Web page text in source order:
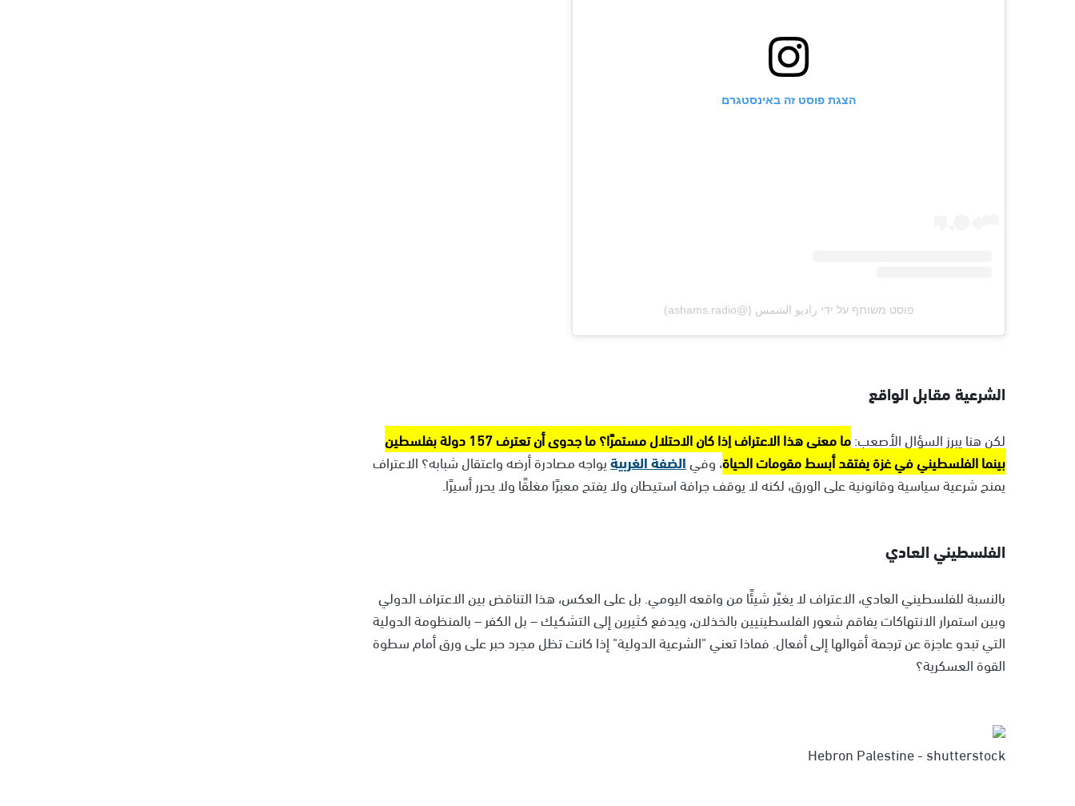
הצגת פוסט זה באינסטגרם
פוסט משותף על ידי ‏‎راديو الشمس‎‏ (@‏‎ashams.radio‎‏)
الشرعية مقابل الواقع
لكن هنا يبرز السؤال الأصعب:
ما معنى هذا الاعتراف إذا كان الاحتلال مستمرًا؟ ما جدوى أن تعترف 157 دولة بفلسطين
بينما الفلسطيني في غزة يفتقد أبسط مقومات الحياة، وفيالضفة الغربيةيواجه مصادرة أرضه واعتقال شبابه؟ الاعتراف
يمنح شرعية سياسية وقانونية على الورق، لكنه لا يوقف جرافة استيطان ولا يفتح معبرًا مغلقًا ولا يحرر أسيرًا.
الفلسطيني العادي
بالنسبة للفلسطيني العادي، الاعتراف لا يغيّر شيئًا من واقعه اليومي. بل على العكس، هذا التناقض بين الاعتراف الدولي
وبين استمرار الانتهاكات يفاقم شعور الفلسطينيين بالخذلان، ويدفع كثيرين إلى التشكيك – بل الكفر – بالمنظومة الدولية
التي تبدو عاجزة عن ترجمة أقوالها إلى أفعال. فماذا تعني "الشرعية الدولية" إذا كانت تظل مجرد حبر على ورق أمام سطوة
القوة العسكرية؟
Hebron Palestine - shutterstock